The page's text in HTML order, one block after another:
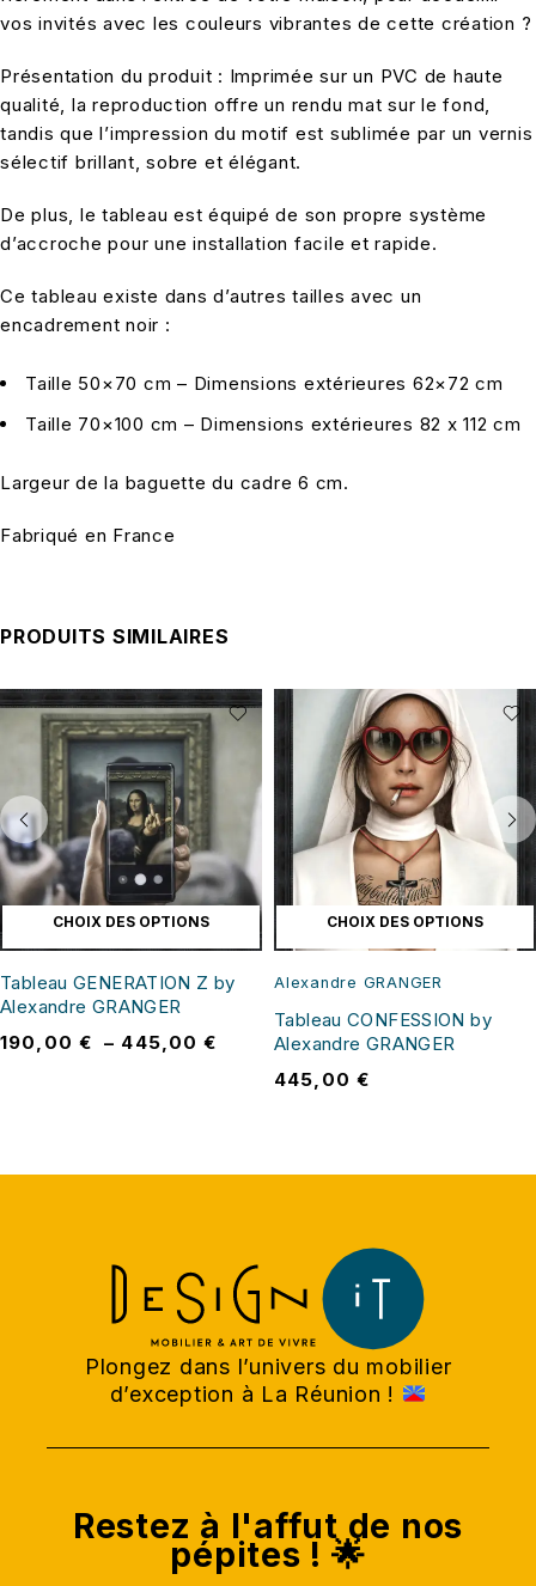
vos invités avec les couleurs vibrantes de cette création ?
Présentation du produit : Imprimée sur un PVC de haute
qualité, la reproduction offre un rendu mat sur le fond,
tandis que l’impression du motif est sublimée par un vernis
sélectif brillant, sobre et élégant.
De plus, le tableau est équipé de son propre système
d’accroche pour une installation facile et rapide.
Ce tableau existe dans d’autres tailles avec un
encadrement noir :
Taille 50×70 cm – Dimensions extérieures 62×72 cm
Taille 70×100 cm – Dimensions extérieures 82 x 112 cm
Largeur de la baguette du cadre 6 cm.
Fabriqué en France
PRODUITS SIMILAIRES
CHOIX DES OPTIONS
Tableau GENERATION Z by
Alexandre GRANGER
190,00 € – 445,00€
CHOIX DES OPTIONS
Alexandre GRANGER
Tableau CONFESSION by
Alexandre GRANGER
445,00 €
Plongez dans l’univers du mobilier
d’exception à La Réunion !
Restez à l'affut de nos
pépites ! 🌟